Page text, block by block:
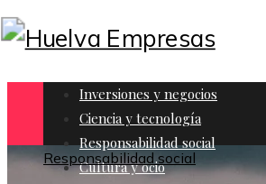
Inversiones y negocios
Ciencia y tecnología
Responsabilidad social
Cultura y ocio
Responsabilidad social